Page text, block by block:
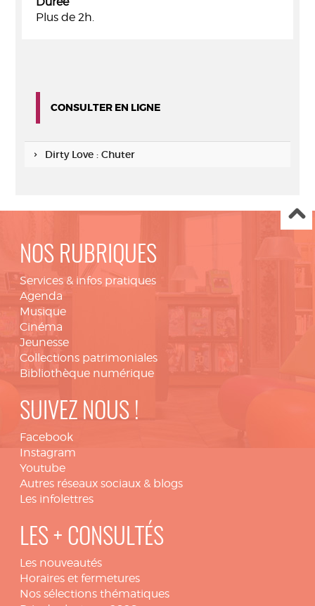
Plus de 2h.
CONSULTER EN LIGNE
Dirty Love : Chuter
NOS RUBRIQUES
Services & infos pratiques
Agenda
Musique
Cinéma
Jeunesse
Collections patrimoniales
Bibliothèque numérique
SUIVEZ NOUS !
Facebook
Instagram
Youtube
Autres réseaux sociaux & blogs
Les infolettres
LES + CONSULTÉS
Les nouveautés
Horaires et fermetures
Nos sélections thématiques